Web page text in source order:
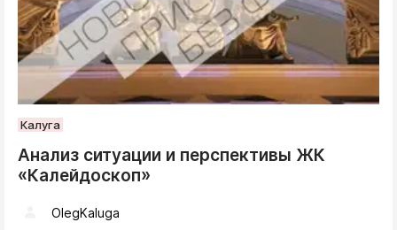
Калуга
Анализ ситуации и перспективы ЖК
«Калейдоскоп»
OlegKaluga